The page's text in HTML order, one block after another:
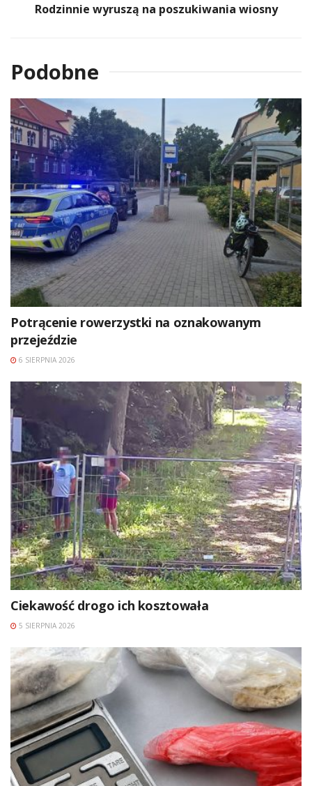
Rodzinnie wyruszą na poszukiwania wiosny
Podobne
Potrącenie rowerzystki na oznakowanym
przejeździe
6 SIERPNIA 2026
Ciekawość drogo ich kosztowała
5 SIERPNIA 2026